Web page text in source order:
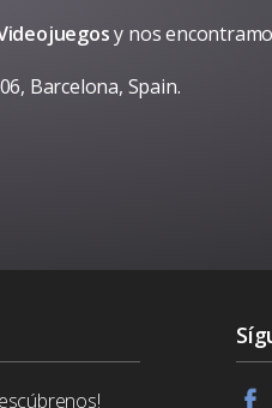
y nos
Barcelona, Spain.